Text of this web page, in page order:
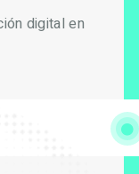
digital en